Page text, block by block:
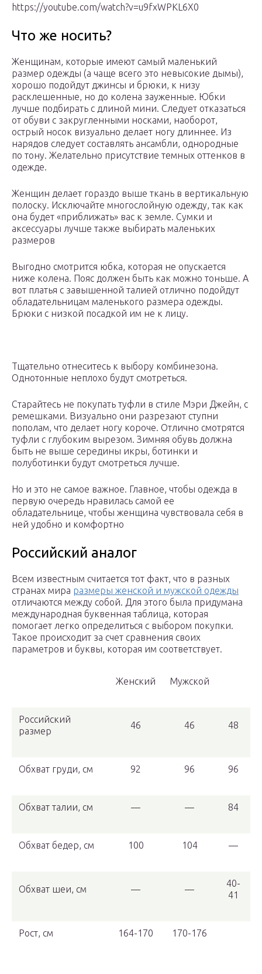
https://youtube.com/watch?v=u9fxWPKL6X0
Что же носить?
Женщинам, которые имеют самый маленький
размер одежды (а чаще всего это невысокие дымы),
хорошо подойдут джинсы и брюки, к низу
расклешенные, но до колена зауженные. Юбки
лучше подбирать с длиной мини. Следует отказаться
от обуви с закругленными носками, наоборот,
острый носок визуально делает ногу длиннее. Из
нарядов следует составлять ансамбли, однородные
по тону. Желательно присутствие темных оттенков в
одежде.
Женщин делает гораздо выше ткань в вертикальную
полоску. Исключайте многослойную одежду, так как
она будет «приближать» вас к земле. Сумки и
аксессуары лучше также выбирать маленьких
размеров
Выгодно смотрится юбка, которая не опускается
ниже колена. Пояс должен быть как можно тоньше. А
вот платья с завышенной талией отлично подойдут
обладательницам маленького размера одежды.
Брюки с низкой посадкой им не к лицу.
Тщательно отнеситесь к выбору комбинезона.
Однотонные неплохо будут смотреться.
Старайтесь не покупать туфли в стиле Мэри Джейн, с
ремешками. Визуально они разрезают ступни
пополам, что делает ногу короче. Отлично смотрятся
туфли с глубоким вырезом. Зимняя обувь должна
быть не выше середины икры, ботинки и
полуботинки будут смотреться лучше.
Но и это не самое важное. Главное, чтобы одежда в
первую очередь нравилась самой ее
обладательнице, чтобы женщина чувствовала себя в
ней удобно и комфортно
Российский аналог
Всем известным считается тот факт, что в разных
странах мира размеры женской и мужской одежды
отличаются между собой. Для этого была придумана
международная буквенная таблица, которая
помогает легко определиться с выбором покупки.
Такое происходит за счет сравнения своих
параметров и буквы, которая им соответствует.
Женский Мужской
Российский
размер
46 46 48
Обхват груди, см 92 96 96
Обхват талии, см — — 84
Обхват бедер, см 100 104 —
Обхват шеи, см — —
40-
41
Рост, см 164-170 170-176